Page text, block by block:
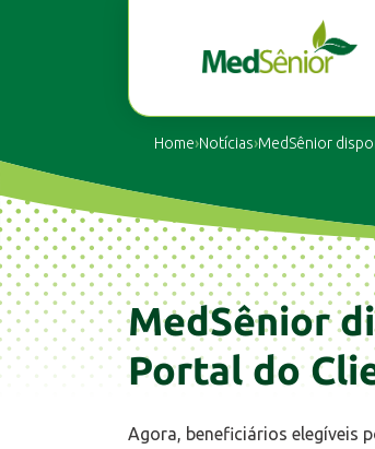
Home›Notícias›MedSênior
MedSênior
Portal do
Agora, beneficiários elegíveis